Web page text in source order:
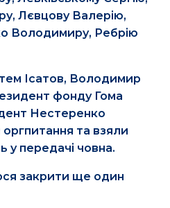
Лєвцову Валерію,
Володимиру, Ребрію
Ісатов, Володимир
фонду Гома
Нестеренко
та взяли
у передачі човна.
закрити ще один